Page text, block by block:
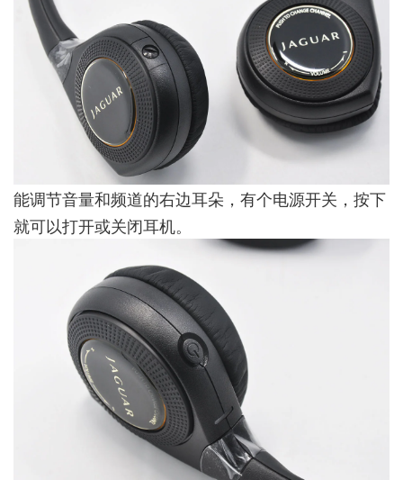
能调节音量和频道的右边耳朵，有个电源开关，按下
就可以打开或关闭耳机。